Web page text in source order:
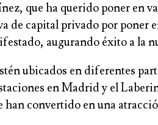
que ha querido poner en
de capital privado por poner
augurando éxito a la
ubicados en diferentes
en Madrid y el
han convertido en una